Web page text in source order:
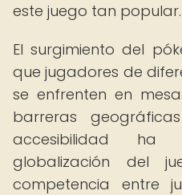
este juego tan popular.
El surgimiento del
que jugadores de
se enfrenten en
barreras
accesibilidad
globalización del
competencia entre